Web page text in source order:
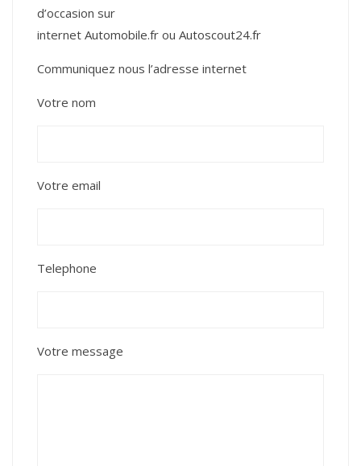
d’occasion sur
internet Automobile.fr ou Autoscout24.fr
Communiquez nous l’adresse internet
Votre nom
Votre email
Telephone
Votre message